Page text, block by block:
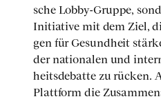
sche Lob­by-Grup­pe,
Initia­ti­ve mit dem Ziel,
gen für Gesund­heit
der natio­na­len und
heits­de­bat­te zu rücken.
Platt­form die